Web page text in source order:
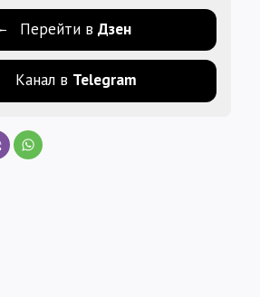
Перейти в Дзен
Канал в Telegram